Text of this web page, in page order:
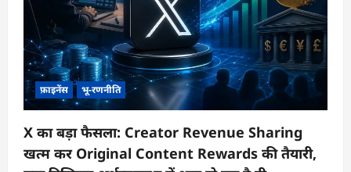
फ़ाइनेंस भू-रणनीति
X का बड़ा फैसला: Creator Revenue Sharing
खत्म कर Original Content Rewards की तैयारी,